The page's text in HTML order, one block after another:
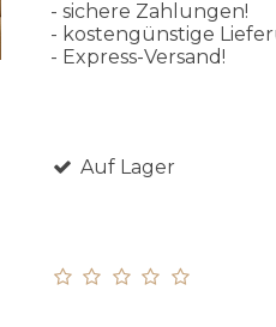
- sichere Zahlungen!
- kostengünstige
- Express-Versand!
Auf Lager